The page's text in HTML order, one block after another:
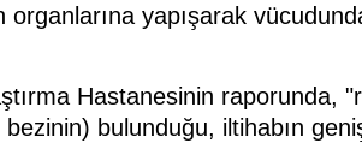
organlarına yapışarak
Hastanesinin raporunda,
bulunduğu, iltihabın